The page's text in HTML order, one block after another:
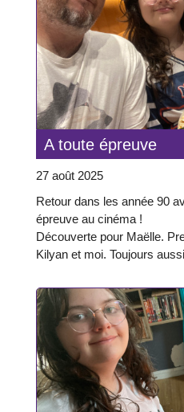
A toute épreuve
27 août 2025
Retour dans les année 90
épreuve au cinéma !
Découverte pour Maëlle.
Kilyan et moi. Toujours